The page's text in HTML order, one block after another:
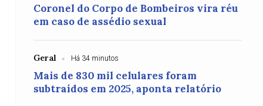
Coronel do Corpo de Bombeiros vira réu
em caso de assédio sexual
Geral Há 34 minutos
Mais de 830 mil celulares foram
subtraídos em 2025, aponta relatório